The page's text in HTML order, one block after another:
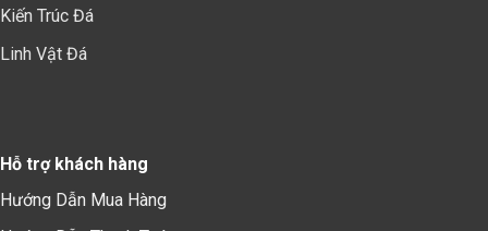
Kiến Trúc Đá
Linh Vật Đá
Hỗ trợ khách hàng
Hướng Dẫn Mua Hàng